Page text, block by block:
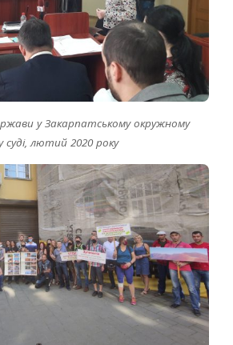
у Закарпатському окружному
лютий 2020 року